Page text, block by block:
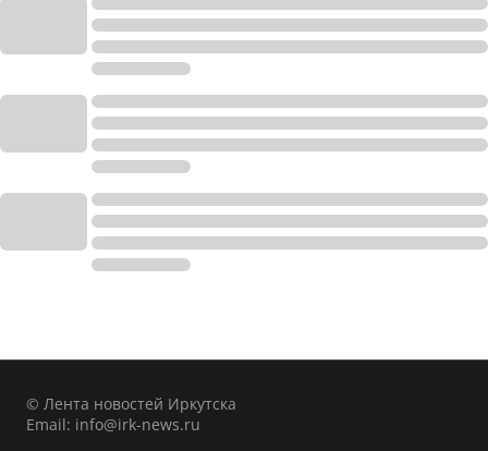
© Лента новостей Иркутска
Email: info@irk-news.ru